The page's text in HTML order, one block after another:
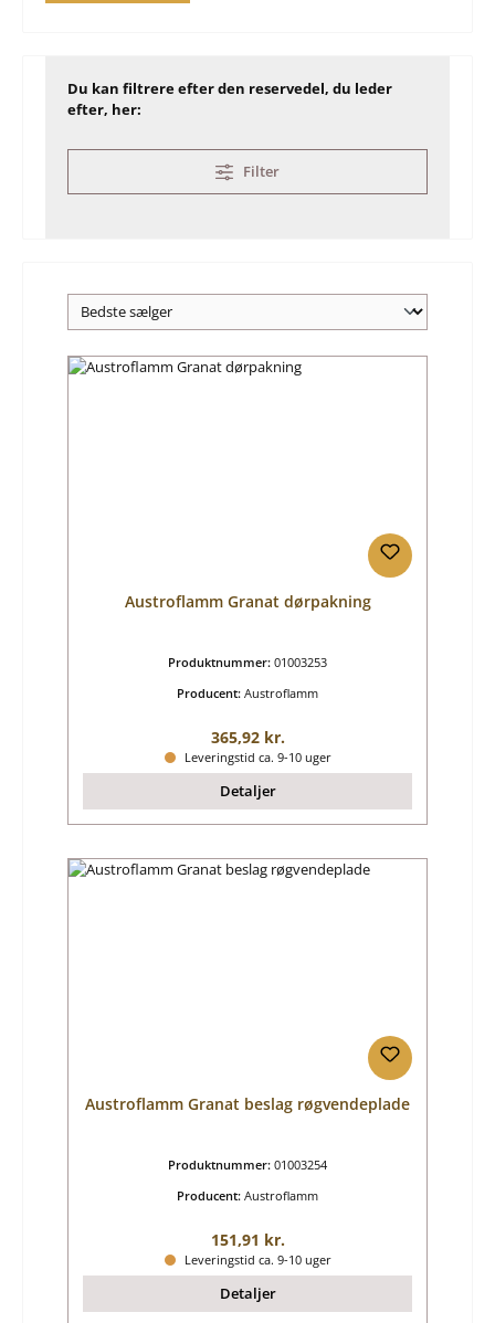
Du kan filtrere efter den reservedel, du leder
efter, her:
Filter
Austroflamm Granat dørpakning
Produktnummer: 01003253
Producent: Austroflamm
Almindelig pris:
365,92 kr.
Leveringstid ca. 9-10 uger
Detaljer
Austroflamm Granat beslag røgvendeplade
Produktnummer: 01003254
Producent: Austroflamm
Almindelig pris:
151,91 kr.
Leveringstid ca. 9-10 uger
Detaljer